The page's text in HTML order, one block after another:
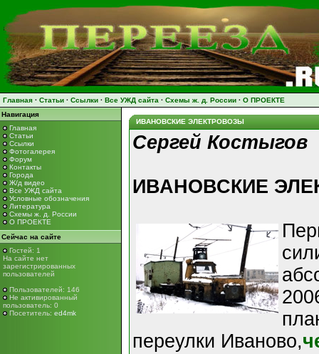
Главная · Статьи · Ссылки · Все УЖД сайта · Схемы ж. д. России · О ПРОЕКТЕ
Навигация
Главная
Статьи
Ссылки
Фотогалерея
Форум
Контакты
Города
Ж/д видео
Все УЖД сайта
Условные обозначения
Литература
Схемы ж. д. России
О ПРОЕКТЕ
Сейчас на сайте
Гостей: 1
На сайте нет
зарегистрированных
пользователей
Пользователей: 146
Не активированный
пользователь: 0
Посетитель: ed4mk
ИВАНОВСКИЕ ЭЛЕКТРОВОЗЫ
Сергей Костыгов
ИВАНОВСКИЕ
переулки Иваново,